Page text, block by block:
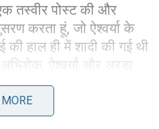
तस्वीर पोस्ट की और
करता हूं, जो ऐश्वर्या के
हाल ही में शादी की गई थी
ऐश्वर्या और अरड़ा
एक और तस्वीर वायरल हो
के साथ एक तस्वीर के लिए
उस तस्वीर में उसकी